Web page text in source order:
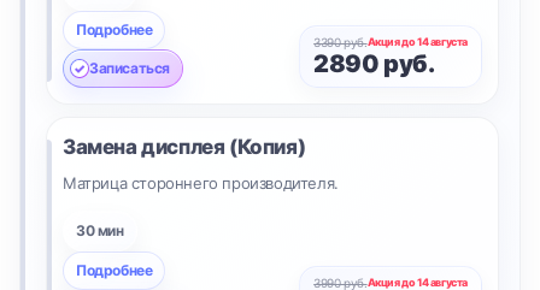
Подробнее
Записаться
3390 руб.Акция до 14 августа
2890 руб.
Замена дисплея (Копия)
Матрица стороннего производителя.
30 мин
Подробнее
3990 руб.Акция до 14 августа